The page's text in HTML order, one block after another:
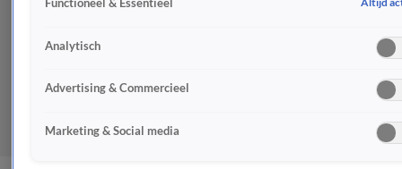
Functioneel & Essentieel
Analytisch
Advertising & Commercieel
Marketing & Social media